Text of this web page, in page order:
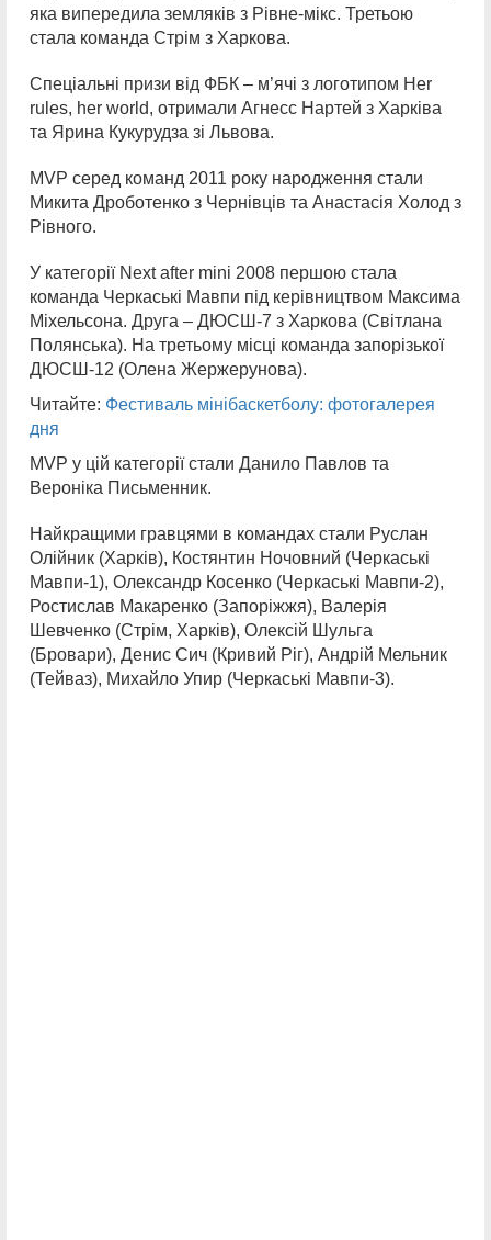
яка випередила земляків з Рівне-мікс. Третьою
стала команда Стрім з Харкова.
Спеціальні призи від ФБК – м’ячі з логотипом Her
rules, her world, отримали Агнесс Нартей з Харківа
та Ярина Кукурудза зі Львова.
MVP серед команд 2011 року народження стали
Микита Дроботенко з Чернівців та Анастасія Холод з
Рівного.
У категорії Next after mini 2008 першою стала
команда Черкаські Мавпи під керівництвом Максима
Міхельсона. Друга – ДЮСШ-7 з Харкова (Світлана
Полянська). На третьому місці команда запорізької
ДЮСШ-12 (Олена Жержерунова).
Читайте: Фестиваль мінібаскетболу: фотогалерея
дня
MVP у цій категорії стали Данило Павлов та
Вероніка Письменник.
Найкращими гравцями в командах стали Руслан
Олійник (Харків), Костянтин Ночовний (Черкаські
Мавпи-1), Олександр Косенко (Черкаські Мавпи-2),
Ростислав Макаренко (Запоріжжя), Валерія
Шевченко (Стрім, Харків), Олексій Шульга
(Бровари), Денис Сич (Кривий Ріг), Андрій Мельник
(Тейваз), Михайло Упир (Черкаські Мавпи-3).